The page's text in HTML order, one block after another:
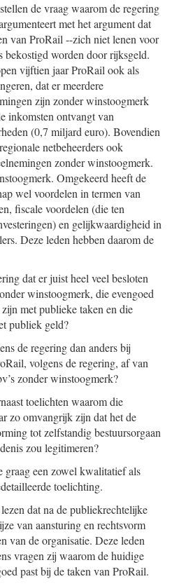
de vraag waarom de regering
met het argument dat
van ProRail --zich niet lenen voor
bekostigd worden door rijksgeld.
vijftien jaar ProRail ook als
dat er meerdere
zijn zonder winstoogmerk
inkomsten ontvangt van
(0,7 miljard euro). Bovendien
netbeheerders ook
zonder winstoogmerk.
Omgekeerd heeft de
wel voordelen in termen van
fiscale voordelen (die ten
en gelijkwaardigheid in
Deze leden hebben daarom de
dat er juist heel veel besloten
winstoogmerk, die evengoed
met publieke taken en die
publiek geld?
de regering dan anders bij
volgens de regering, af van
zonder winstoogmerk?
toelichten waarom die
zo omvangrijk zijn dat het de
tot zelfstandig bestuursorgaan
zou legitimeren?
graag een zowel kwalitatief als
toelichting.
dat na de publiekrechtelijke
van aansturing en rechtsvorm
van de organisatie. Deze leden
vragen zij waarom de huidige
past bij de taken van ProRail.